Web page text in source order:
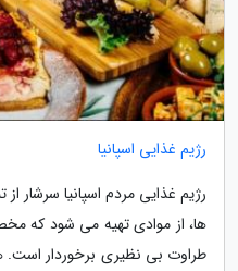
رژیم غذایی اسپانیا
رژیم غذایی مردم اسپانیا سرشار
ها، از موادی تهیه می شود که
طراوت بی نظیری برخوردار است.